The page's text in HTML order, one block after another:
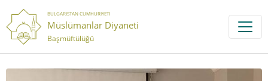
BULGARISTAN CUMHURIYETI
Müslümanlar Diyaneti
Başmüftülüğü